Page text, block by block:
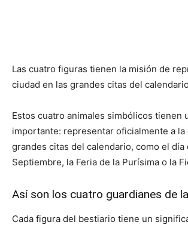
Las cuatro figuras tienen la misión de
ciudad en las grandes citas del calendario
Estos cuatro animales simbólicos tienen
importante: representar oficialmente a la
grandes citas del calendario, como el día
Septiembre, la Feria de la Purísima o la
Así son los cuatro guardianes de
Cada figura del bestiario tiene un